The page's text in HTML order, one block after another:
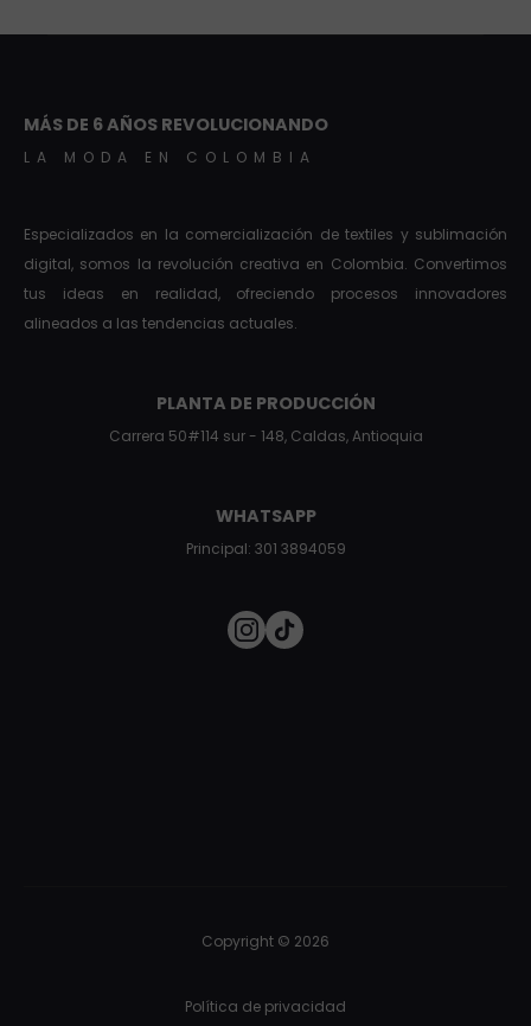
MÁS DE 6 AÑOS REVOLUCIONANDO
LA MODA EN COLOMBIA
Especializados en la comercialización de textiles y sublimación
digital, somos la revolución creativa en Colombia. Convertimos
tus ideas en realidad, ofreciendo procesos innovadores
alineados a las tendencias actuales.
PLANTA DE PRODUCCIÓN
Carrera 50#114 sur - 148, Caldas, Antioquia
WHATSAPP
Principal: 301 3894059
Copyright © 2026
Política de privacidad